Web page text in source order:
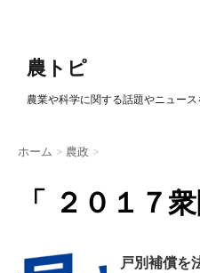
農トピ
農業や科学に関する話題やニュー
ホーム > 農政 >
「 ２０１７
戸別補償